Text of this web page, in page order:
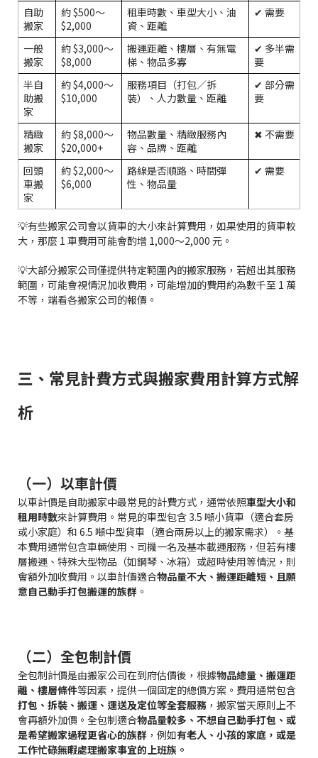
自助
搬家
約 $500～
$2,000
租車時數、車型大小、油
資、距離
✔ 需要
一般
搬家
約 $3,000～
$8,000
搬運距離、樓層、有無電
梯、物品多寡
✔ 多半需
要
半自
助搬
家
約 $4,000～
$10,000
服務項目（打包／拆
裝）、人力數量、距離
✔ 部分需
要
精緻
搬家
約 $8,000～
$20,000+
物品數量、精緻服務內
容、品牌、距離
✖ 不需要
回頭
車搬
家
約 $2,000～
$6,000
路線是否順路、時間彈
性、物品量
✔ 需要
💡有些搬家公司會以貨車的大小來計算費用，如果使用的貨車較
大，那麼 1 車費用可能會酌增 1,000～2,000 元。
💡大部分搬家公司僅提供特定範圍內的搬家服務，若超出其服務
範圍，可能會視情況加收費用，可能增加的費用約為數千至 1 萬
不等，端看各搬家公司的報價。
三、常見計費方式與搬家費用計算方式解
析
（一）以車計價
以車計價是自助搬家中最常見的計費方式，通常依照車型大小和
租用時數來計算費用。常見的車型包含 3.5 噸小貨車（適合套房
或小家庭）和 6.5 噸中型貨車（適合兩房以上的搬家需求）。基
本費用通常包含車輛使用、司機一名及基本載運服務，但若有樓
層搬運、特殊大型物品（如鋼琴、冰箱）或超時使用等情況，則
會額外加收費用。以車計價適合物品量不大、搬運距離短、且願
意自己動手打包搬運的族群 。
（二）全包制計價
全包制計價是由搬家公司在到府估價後，根據物品總量、搬運距
離、樓層條件等因素，提供一個固定的總價方案。費用通常包含
打包、拆裝、搬運、運送及定位等全套服務 ，搬家當天原則上不
會再額外加價。全包制適合物品量較多、不想自己動手打包、或
是希望搬家過程更省心的族群 ，例如有老人、小孩的家庭，或是
工作忙碌無暇處理搬家事宜的上班族。